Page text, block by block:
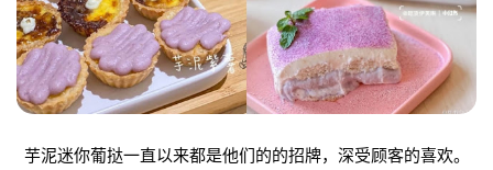
芋泥迷你葡挞一直以来都是他们的的招牌，深受顾客的喜欢。